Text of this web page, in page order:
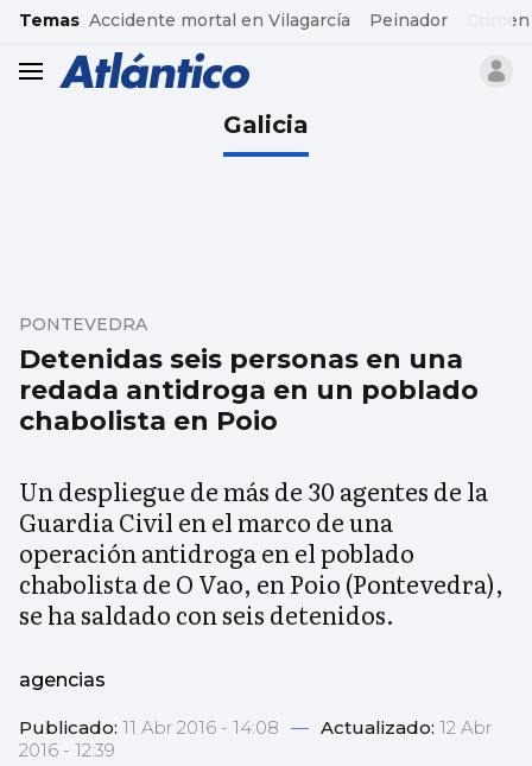
common.go-to-content
Temas Accidente mortal en Vilagarcía Peinador
header.menu.open
Galicia
Detenidas seis personas en una
redada antidroga en un poblado
chabolista en Poio
PONTEVEDRA
Un despliegue de más de 30 agentes de la
Guardia Civil en el marco de una
operación antidroga en el poblado
chabolista de O Vao, en Poio (Pontevedra),
se ha saldado con seis detenidos.
agencias
Publicado: 11 Abr 2016 - 14:08 — Actualizado: 12 Abr
2016 - 12:39